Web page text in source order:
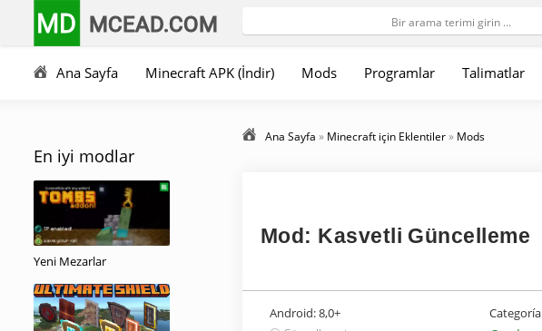
MD MCEAD.COM
Ana Sayfa Minecraft APK (İndir) Mods Programlar Talimatlar
En iyi modlar
Yeni Mezarlar
Ana Sayfa » Minecraft için Eklentiler» Mods
Mod: Kasvetli Güncelleme
Android:8,0+ Categoría